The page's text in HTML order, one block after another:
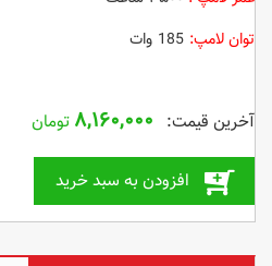
توان لامپ:
۸,۱۶۰,۰۰۰ تومان
افزودن به سبد خرید